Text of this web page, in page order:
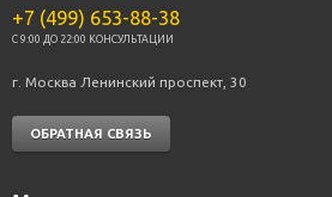
+7 (499) 653-88-38
C 9:00 ДО 22:00 КОНСУЛЬТАЦИИ
г. Москва Ленинский проспект, 30
ОБРАТНАЯ СВЯЗЬ